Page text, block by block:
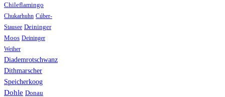
Chileflamingo
Chukarhuhn Cúber-
Stausee Deininger
Moos Deininger
Weiher
Diademrotschwanz
Dithmarscher
Speicherkoog
Dohle Donau